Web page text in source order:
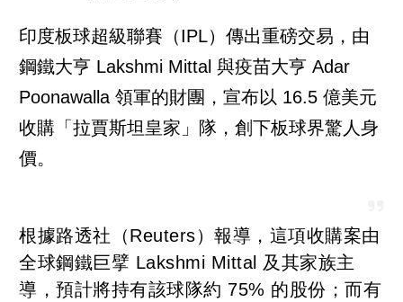
印度板球超級聯賽（IPL）傳出重磅交易，由
鋼鐵大亨 Lakshmi Mittal 與疫苗大亨 Adar
Poonawalla 領軍的財團，宣布以 16.5 億美元
收購「拉賈斯坦皇家」隊，創下板球界驚人身
價。
根據路透社（Reuters）報導，這項收購案由
全球鋼鐵巨擘 Lakshmi Mittal 及其家族主
導，預計將持有該球隊約 75% 的股份；而有